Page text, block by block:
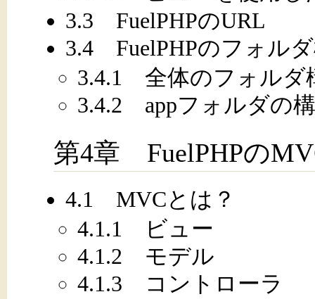
3.3 FuelPHPのURL
3.4 FuelPHPのフォル
3.4.1 全体のフォルダ
3.4.2 appフォルダの
第4章 FuelPHPの
4.1 MVCとは？
4.1.1 ビュー
4.1.2 モデル
4.1.3 コントローラ